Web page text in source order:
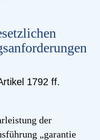
1792 ff.
der
„garantie